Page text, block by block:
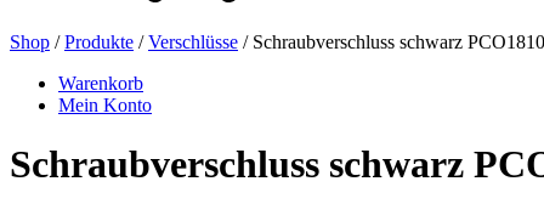
Bierflaschen
Shop /Produkte /Verschlüsse / Schraubverschluss schwarz PCO1810
Warenkorb
Mein Konto
Schraubverschluss schwarz